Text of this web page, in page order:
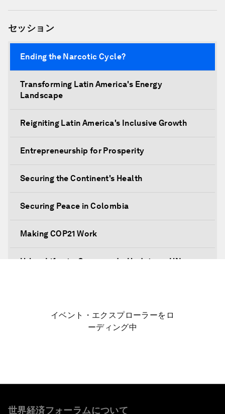
セッション
Ending the Narcotic Cycle?
Transforming Latin America's Energy
Landscape
Reigniting Latin America's Inclusive Growth
Entrepreneurship for Prosperity
Securing the Continent's Health
Securing Peace in Colombia
Making COP21 Work
Urban Life at a Crossroads: Update on UN
Latin Americaイベント・エクスプローラーをロ
ーディング中
世界経済フォーラムについて